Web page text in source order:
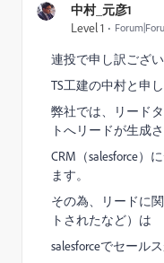
中村_元彦1
Level 1
連投で申し訳ござい
TS工建の中村と申し
弊社では、リード
トへリードが生成
CRM（salesforce）
ます。
その為、リードに
トされたなど）は
salesforceでセール